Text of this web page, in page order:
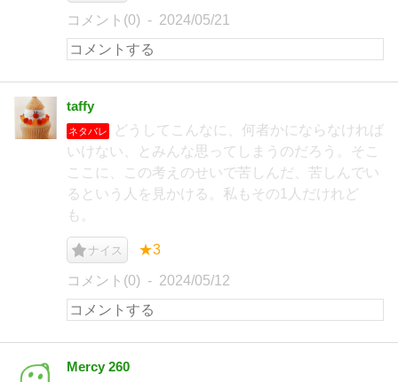
コメント(0) 2024/05/21
taffy
ネタバレ
どうしてこんなに、何者かにならなければ
いけない、とみんな思ってしまうのだろう。そこ
ここに、この考えのせいで苦しんだ、苦しんでい
るという人を見かける。私もその1人だけれど
も。
ナイス ★3
コメント(0) 2024/05/12
Mercy 260